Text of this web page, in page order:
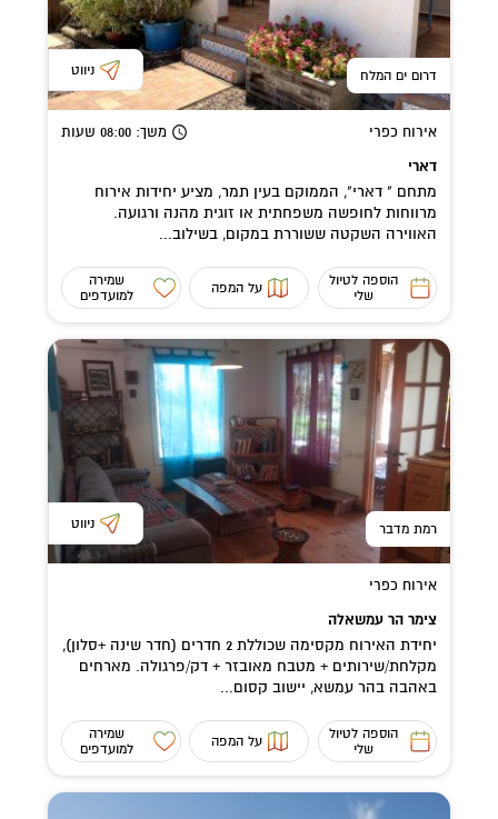
דרום ים המלח ניווט
אירוח כפרי משך: 08:00 שעות
דארי
מתחם " דארי", הממוקם בעין תמר, מציע יחידות אירוח
מרווחות לחופשה משפחתית או זוגית מהנה ורגועה.
האווירה השקטה ששוררת במקום, בשילוב...
הוספה לטיול
שלי
על המפה
שמירה
למועדפים
רמת מדבר ניווט
אירוח כפרי
צימר הר עמשאלה
יחידת האירוח מקסימה שכוללת 2 חדרים (חדר שינה +סלון),
מקלחת/שירותים + מטבח מאובזר + דק/פרגולה. מארחים
באהבה בהר עמשא, יישוב קסום...
הוספה לטיול
שלי
על המפה
שמירה
למועדפים